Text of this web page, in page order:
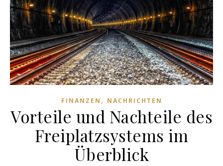
FINANZEN , NACHRICHTEN
Vorteile und Nachteile des
Freiplatzsystems im
Überblick